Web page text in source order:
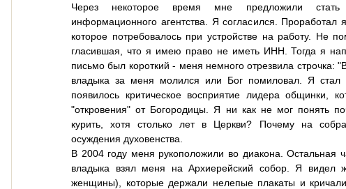
Через некоторое время мне предложили стать
информационного агентства. Я согласился.
которое потребовалось при устройстве на работу. Не
гласившая, что я имею право не иметь ИНН. Тогда я
письмо был короткий - меня немного отрезвила строчка:
владыка за меня молился или Бог помиловал. Я стал
появилось критическое восприятие лидера общинки,
"откровения" от Богородицы. Я ни как не мог понять
курить, хотя столько лет в Церкви? Почему на
осуждения духовенства.
В 2004 году меня рукоположили во диакона. Остальная
владыка взял меня на Архиерейский собор. Я видел
женщины), которые держали нелепые плакаты и